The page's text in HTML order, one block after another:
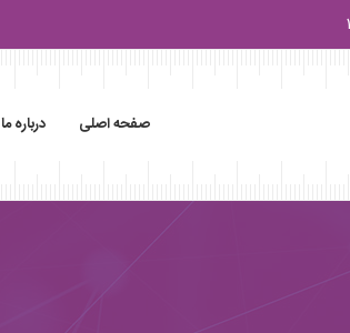
صفحه اصلی درباره ما